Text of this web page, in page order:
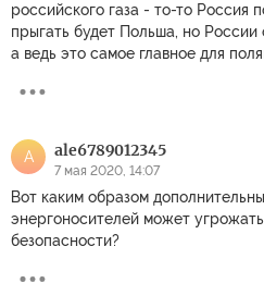
российского газа - то-то Россия
прыгать будет Польша, но России
а ведь это самое главное для
A ale6789012345
7 мая 2020, 14:07
Вот каким образом
энергоносителей может
безопасности?